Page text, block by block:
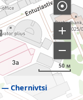
Chernivtsi
50 м